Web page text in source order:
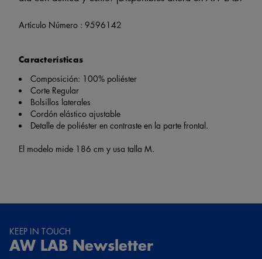
Artículo Número : 9596142
Características
Composición: 100% poliéster
Corte Regular
Bolsillos laterales
Cordón elástico ajustable
Detalle de poliéster en contraste en la parte frontal.
El modelo mide 186 cm y usa talla M.
KEEP IN TOUCH
AW LAB Newsletter